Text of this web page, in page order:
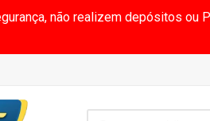
não realizem depósitos ou